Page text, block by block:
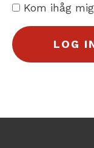
Kom ihåg mig